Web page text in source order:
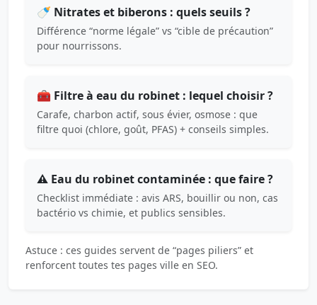
🍼 Nitrates et biberons : quels seuils ?
Différence “norme légale” vs “cible de précaution”
pour nourrissons.
🧰 Filtre à eau du robinet : lequel choisir ?
Carafe, charbon actif, sous évier, osmose : que
filtre quoi (chlore, goût, PFAS) + conseils simples.
⚠️ Eau du robinet contaminée : que faire ?
Checklist immédiate : avis ARS, bouillir ou non, cas
bactério vs chimie, et publics sensibles.
Astuce : ces guides servent de “pages piliers” et
renforcent toutes tes pages ville en SEO.